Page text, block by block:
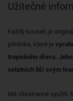
Užitečné
Každý kousek je
prkénka, které je
tropického dřeva.
ostatních liší svým
Má všestranné využití.